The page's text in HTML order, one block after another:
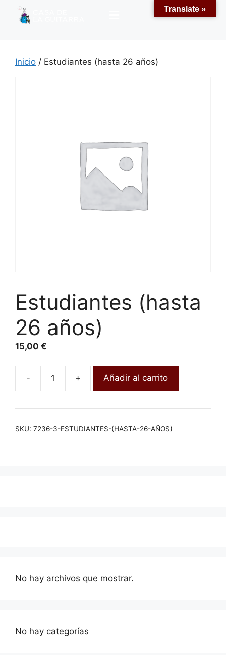
Inicio / Estudiantes (hasta 26 años)
Estudiantes (hasta
26 años)
15,00 €
- + Añadir al carrito
SKU: 7236-3-ESTUDIANTES-(HASTA-26-AÑOS)
No hay archivos que mostrar.
No hay categorías
Translate »